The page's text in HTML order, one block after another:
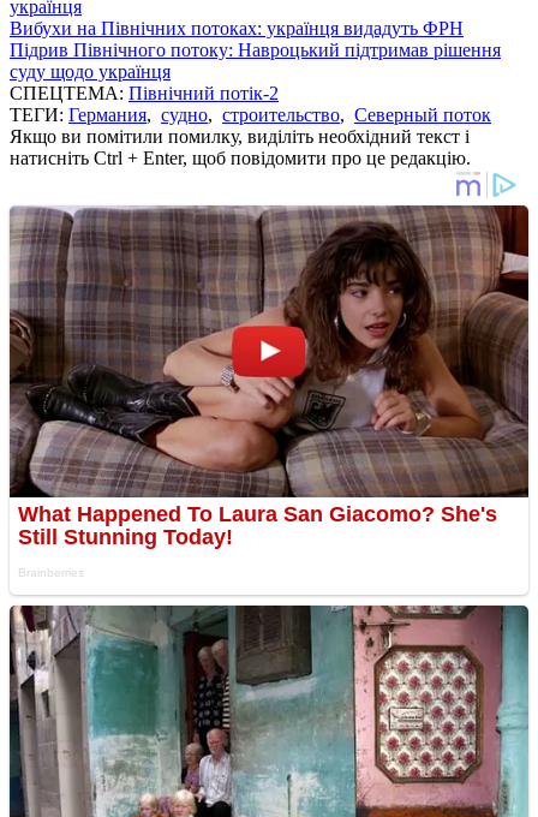
українця
Вибухи на Північних потоках: українця видадуть ФРН
Підрив Північного потоку: Навроцький підтримав рішення
суду щодо українця
СПЕЦТЕМА: Північний потік-2
ТЕГИ: Германия, судно, строительство, Северный поток
Якщо ви помітили помилку, виділіть необхідний текст і
натисніть Ctrl + Enter, щоб повідомити про це редакцію.